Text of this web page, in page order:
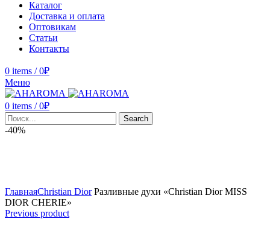
Каталог
Доставка и оплата
Оптовикам
Статьи
Контакты
0 items / 0₽
Меню
0 items / 0₽
Search
-40%
ГлавнаяChristian DiorРазливные духи «Christian Dior MISS
DIOR CHERIE»
Previous product